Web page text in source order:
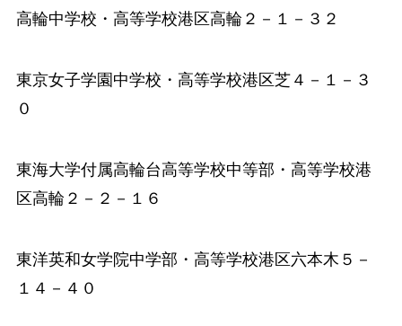
高輪中学校 ・高等学校港区高輪２－１－３２
東京女子学園中学校 ・高等学校港区芝４－１－３
０
東海大学付属高輪台高等学校中等部 ・高等学校港
区高輪２－２－１６
東洋英和女学院中学部 ・高等学校港区六本木５－
１４－４０